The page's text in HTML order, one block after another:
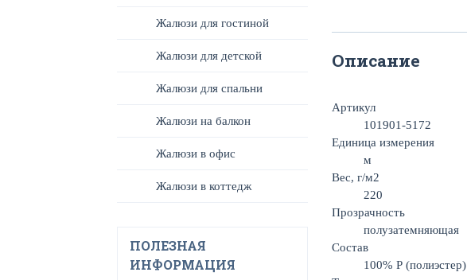
Жалюзи для гостиной
Жалюзи для детской
Жалюзи для спальни
Жалюзи на балкон
Жалюзи в офис
Жалюзи в коттедж
ПОЛЕЗНАЯ
ИНФОРМАЦИЯ
Описание
Артикул
101901-5172
Единица измерения
м
Вес, г/м2
220
Прозрачность
полузатемняющая
Состав
100% Р (полиэстер)